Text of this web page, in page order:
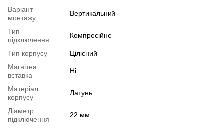
Варіант
монтажу
Вертикальний
Тип
підключення
Компресійне
Тип корпусу
Цілісний
Магнітна
вставка
Ні
Матеріал
корпусу
Латунь
Діаметр
підключення
22 мм